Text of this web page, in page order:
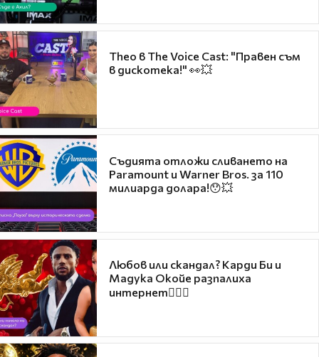
Theo в The Voice Cast: "Правен съм
в дискотека!" 👀💥
Съдията отложи сливането на
Paramount и Warner Bros. за 110
милиарда долара!😯💥
Любов или скандал? Карди Би и
Мадука Окойе разпалиха
интернет❤️‍🔥🔥